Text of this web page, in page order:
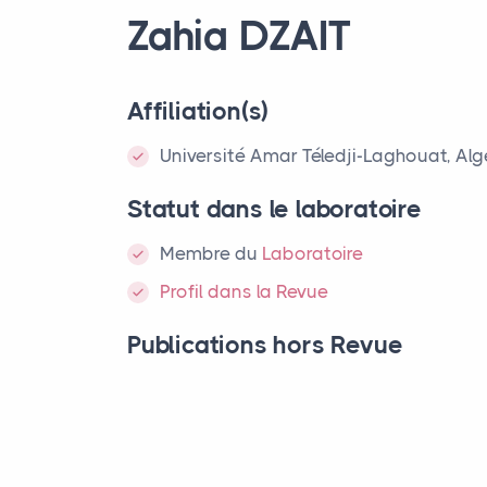
Zahia DZAIT
Affiliation(s)
Université Amar Téledji-Laghouat,
Statut dans le laboratoire
Membre du Laboratoire
Profil dans la Revue
Publications hors Revue